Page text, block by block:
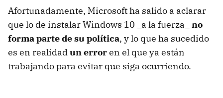
Afortunadamente, Microsoft ha salido a aclarar
que lo de instalar Windows 10 _a la fuerza_ no
forma parte de su política, y lo que ha sucedido
es en realidadun erroren el que ya están
trabajando para evitar que siga ocurriendo.